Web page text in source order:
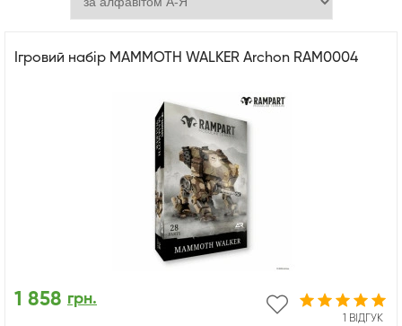
Ігровий набір MAMMOTH WALKER Archon RAM0004
1 ВІДГУК
1 858 грн.